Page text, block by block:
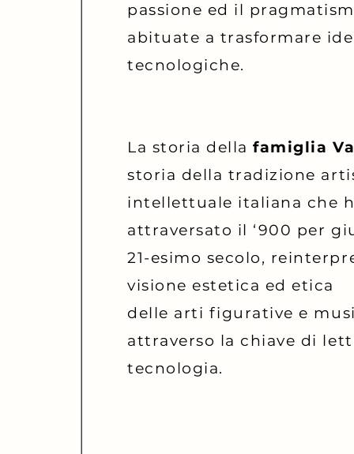
passione ed il
abituate a trasformare
tecnologiche.
La storia dellafamiglia
storia della tradizione
intellettuale italiana che
attraversato il ‘900 per
21-esimo secolo,
visione estetica ed etica
delle arti figurative e
attraverso la chiave di
tecnologia.